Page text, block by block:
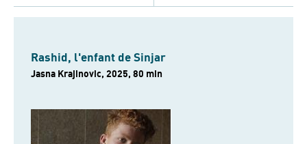
Rashid, l'enfant de Sinjar
Jasna Krajinovic, 2025, 80 min